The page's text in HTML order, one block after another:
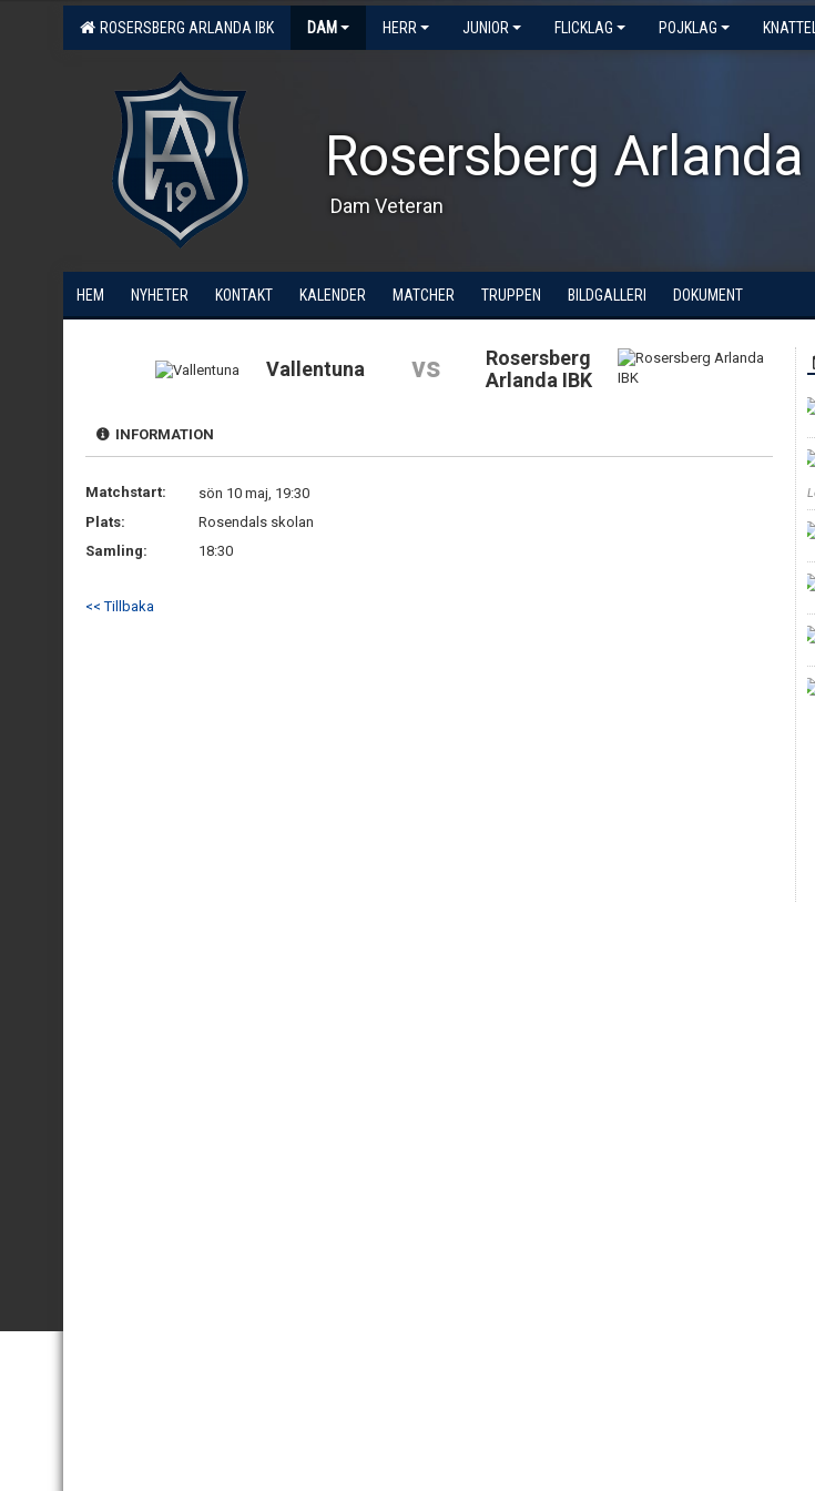
ROSERSBERG ARLANDA IBK DAM HERR JUNIOR FLICKLAG POJKLAG
Rosersberg Arlanda
Dam Veteran
HEM NYHETER KONTAKT KALENDER MATCHER TRUPPEN BILDGALLERI DOKUMENT
Vallentuna vs
Rosersberg
Arlanda IBK
INFORMATION
Matchstart:
sön 10 maj, 19:30
Plats:
Rosendals skolan
Samling:
18:30
<< Tillbaka